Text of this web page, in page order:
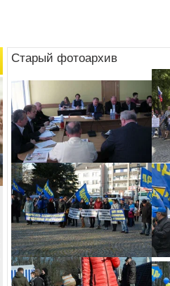
Старый фотоархив